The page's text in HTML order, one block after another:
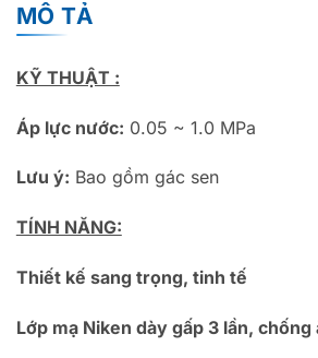
MÔ TẢ
KỸ THUẬT :
Áp lực nước: 0.05 ~ 1.0 MPa
Lưu ý: Bao gồm gác sen
TÍNH NĂNG:
Thiết kế sang trọng, tinh tế
Lớp mạ Niken dày gấp 3 lần, chống